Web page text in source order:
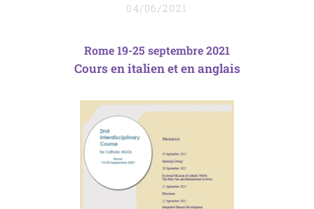
04/06/2021
Rome 19-25 septembre 2021
Cours en italien et en anglais